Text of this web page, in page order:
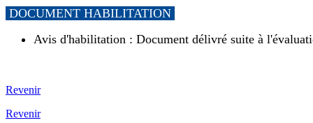
DOCUMENT HABILITATION
Avis d'habilitation : Document délivré suite à
Revenir
Revenir